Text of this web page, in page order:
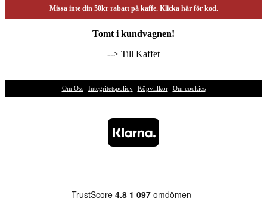
Missa inte din 50kr rabatt på kaffe. Klicka här för kod.
Tomt i kundvagnen!
--> Till Kaffet
Om Oss| Integritetspolicy| Köpvillkor| Om cookies